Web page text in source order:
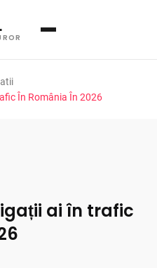
În România În 2026
ai în trafic